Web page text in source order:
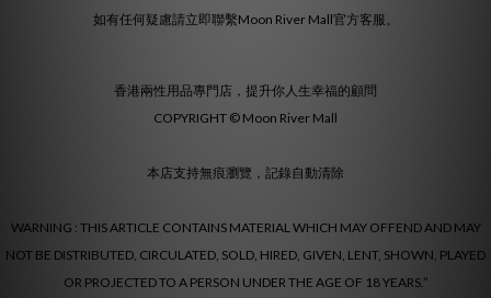
如有任何疑慮請立即聯繫Moon River Mall官方客服。
香港兩性用品專門店，提升你人生幸福的顧問
COPYRIGHT © Moon River Mall
本店支持無痕瀏覽，記錄自動清除
WARNING : THIS ARTICLE CONTAINS MATERIAL WHICH MAY OFFEND AND MAY
NOT BE DISTRIBUTED, CIRCULATED, SOLD, HIRED, GIVEN, LENT, SHOWN, PLAYED
OR PROJECTED TO A PERSON UNDER THE AGE OF 18 YEARS.”